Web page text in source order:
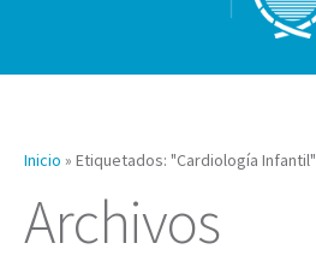
Inicio » Etiquetados: "Cardiología Infantil"
Archivos